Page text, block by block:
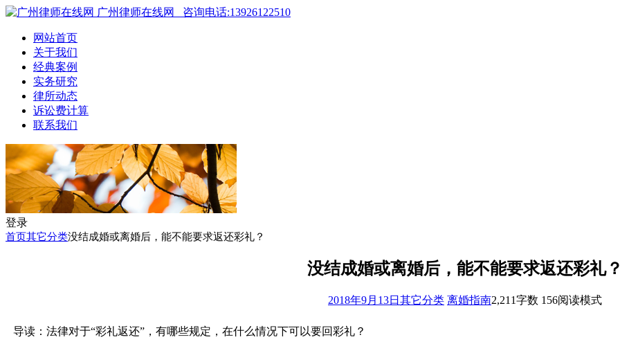
广州律师在线网 咨询电话:13926122510
网站首页
关于我们
经典案例
实务研究
律所动态
诉讼费计算
联系我们
登录
首页其它分类没结成婚或离婚后，能不能要求返还彩礼？
没结成婚或离婚后，能不能要求返还彩礼？
2018年9月13日 其它分类 离婚指南2,211字数 156阅读模式
导读：法律对于“彩礼返还”，有哪些规定，在什么情况下可以要回彩礼？